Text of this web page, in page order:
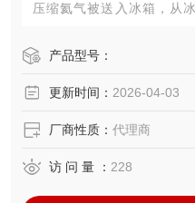
压缩氦气被送入冰箱，从
产品型号：
更新时间： 2026-04-03
厂商性质： 代理商
访 问 量 ： 228